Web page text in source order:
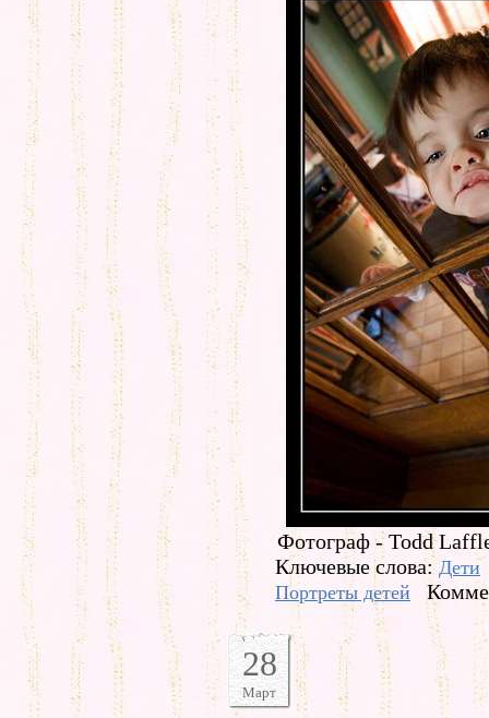
Фотограф - Todd
Ключевые слова:Дети
Портреты детей
28
Март